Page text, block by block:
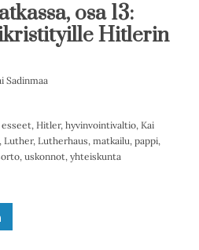
osa 13:
Hitlerin
Sadinmaa
esseet, Hitler, hyvinvointivaltio, Kai
, Luther, Lutherhaus, matkailu, pappi,
, uskonnot, yhteiskunta